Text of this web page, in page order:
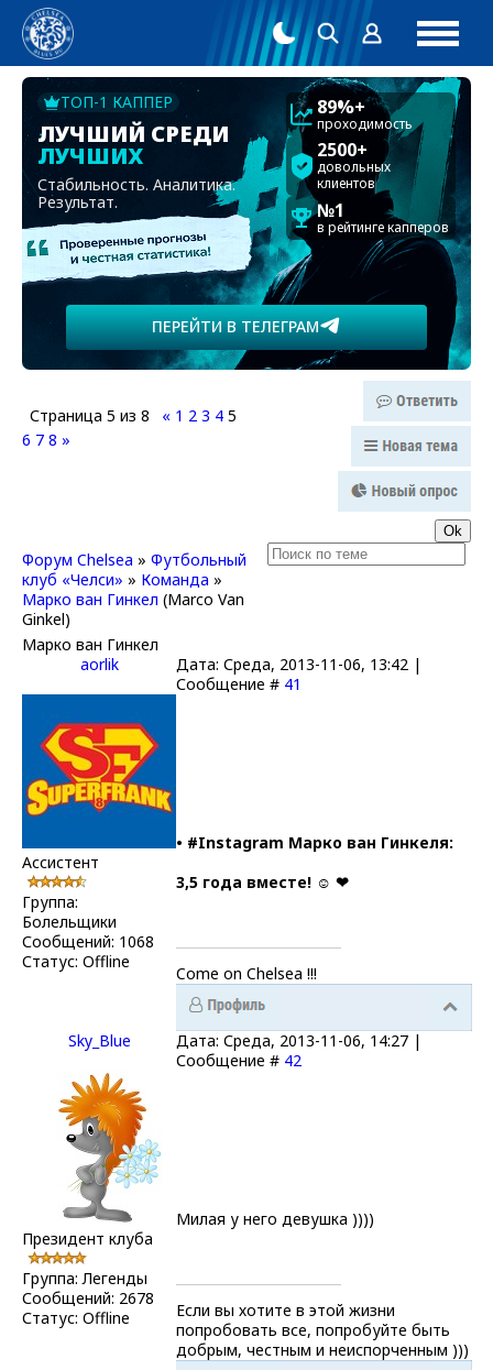
ТОП-1 КАППЕР
ЛУЧШИЙ СРЕДИ
ЛУЧШИХ
Стабильность. Аналитика.
Результат.
89%+
проходимость
2500+
довольных
клиентов
№1
в рейтинге капперов
ПЕРЕЙТИ В ТЕЛЕГРАМ
Страница 5 из 8 « 1 2 3 4 5
6 7 8 »
Форум Chelsea » Футбольный
клуб «Челси» » Команда »
Марко ван Гинкел (Marco Van
Ginkel)
Марко ван Гинкел
aorlik
Дата: Среда, 2013-11-06, 13:42 |
Сообщение # 41
Ассистент
Группа:
Болельщики
Сообщений: 1068
Статус: Offline
• #Instagram Марко ван Гинкеля:
3,5 года вместе! ☺ ❤
Come on Chelsea !!!
Sky_Blue
Дата: Среда, 2013-11-06, 14:27 |
Сообщение # 42
Президент клуба
Группа: Легенды
Сообщений: 2678
Статус: Offline
Милая у него девушка ))))
Если вы хотите в этой жизни
попробовать все, попробуйте быть
добрым, честным и неиспорченным )))